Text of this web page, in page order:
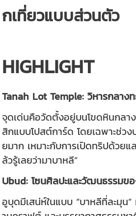
กเที่ยวแบบส่วนตัว
HIGHLIGHT
Tanah Lot Temple: วิหารกลาง
จุดเด่นคือวัดตั้งอยู่บนโขดหินกลา
สิกแบบโปสต์การ์ด โดยเฉพาะช่ว
ยมาก เหมาะกับการเปิดทริปด้วย
ล้วรู้เลยว่ามาบาหลี”
Ubud: โซนศิลปะและวัฒนธรรมข
อูบุดมีเสน่ห์ในแบบ “บาหลีที่ละมุน